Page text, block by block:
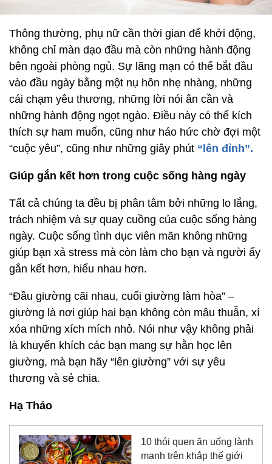
Thông thường, phụ nữ cần thời gian để khởi động,
không chỉ màn dạo đầu mà còn những hành động
bên ngoài phòng ngủ. Sự lãng mạn có thể bắt đầu
vào đầu ngày bằng một nụ hôn nhẹ nhàng, những
cái chạm yêu thương, những lời nói ân cần và
những hành động ngọt ngào. Điều này có thể kích
thích sự ham muốn, cũng như háo hức chờ đợi một
“cuộc yêu”, cũng như những giây phút “lên đỉnh”.
Giúp gắn kết hơn trong cuộc sống hàng ngày
Tất cả chúng ta đều bị phân tâm bởi những lo lắng,
trách nhiệm và sự quay cuồng của cuộc sống hàng
ngày. Cuộc sống tình dục viên mãn không những
giúp bạn xả stress mà còn làm cho bạn và người ấy
gắn kết hơn, hiểu nhau hơn.
“Đầu giường cãi nhau, cuối giường làm hòa” –
giường là nơi giúp hai bạn không còn mâu thuẫn, xí
xóa những xích mích nhỏ. Nói như vậy không phải
là khuyến khích các bạn mang sự hằn học lên
giường, mà bạn hãy “lên giường” với sự yêu
thương và sẻ chia.
Hạ Thảo
10 thói quen ăn uống lành
mạnh trên khắp thế giới